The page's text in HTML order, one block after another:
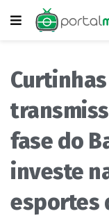
fase do
investe
esportes